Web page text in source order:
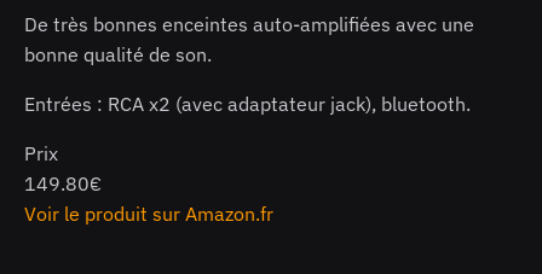
De très bonnes enceintes auto-amplifiées avec une
bonne qualité de son.
Entrées : RCA x2 (avec adaptateur jack), bluetooth.
Prix
149.80€
Voir le produit sur Amazon.fr